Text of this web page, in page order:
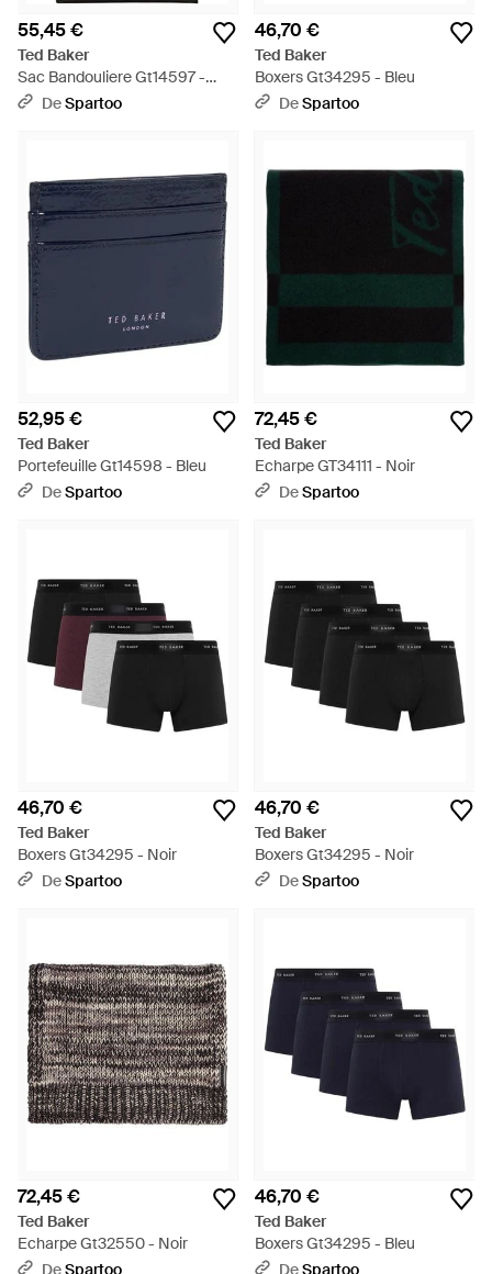
55,45 €
Ted Baker
Sac Bandouliere Gt14597 -
NoirDeSpartoo
46,70 €
Ted Baker
Boxers Gt34295 - Bleu
DeSpartoo
52,95 €
Ted Baker
Portefeuille Gt14598 - Bleu
DeSpartoo
72,45 €
Ted Baker
Echarpe GT34111 - Noir
DeSpartoo
46,70 €
Ted Baker
Boxers Gt34295 - Noir
DeSpartoo
46,70 €
Ted Baker
Boxers Gt34295 - Noir
DeSpartoo
72,45 €
Ted Baker
Echarpe Gt32550 - Noir
DeSpartoo
46,70 €
Ted Baker
Boxers Gt34295 - Bleu
DeSpartoo